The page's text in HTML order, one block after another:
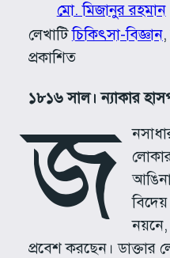
মো. মিজানুর রহমান
লেখাটিচিকিৎসা-বিজ্ঞান,
প্রকাশিত
১৮১৬ সাল। ন্যাকার
জ
নয়নে,
প্রবেশ করছেন। ডাক্তার